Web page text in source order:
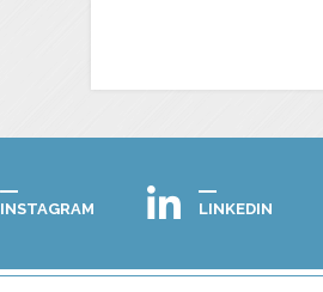
INSTAGRAM LINKEDIN